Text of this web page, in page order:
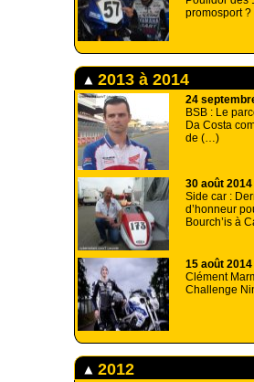
promosport ?
2013 à 2014
24
BSB : Le
Da Costa
de (…)
30 août 2014
Side car :
d’honneur
Bourch’is à
15 août 2014
Clément
Challenge
2012